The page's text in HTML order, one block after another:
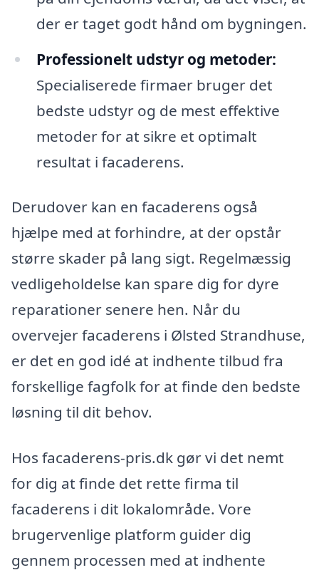
der er taget godt hånd om bygningen.
Professionelt udstyr og metoder:
Specialiserede firmaer bruger det
bedste udstyr og de mest effektive
metoder for at sikre et optimalt
resultat i facaderens.
Derudover kan en facaderens også
hjælpe med at forhindre, at der opstår
større skader på lang sigt. Regelmæssig
vedligeholdelse kan spare dig for dyre
reparationer senere hen. Når du
overvejer facaderens i Ølsted Strandhuse,
er det en god idé at indhente tilbud fra
forskellige fagfolk for at finde den bedste
løsning til dit behov.
Hos facaderens-pris.dk gør vi det nemt
for dig at finde det rette firma til
facaderens i dit lokalområde. Vore
brugervenlige platform guider dig
gennem processen med at indhente